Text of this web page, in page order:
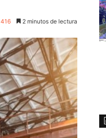
416 2 minutos de lectura